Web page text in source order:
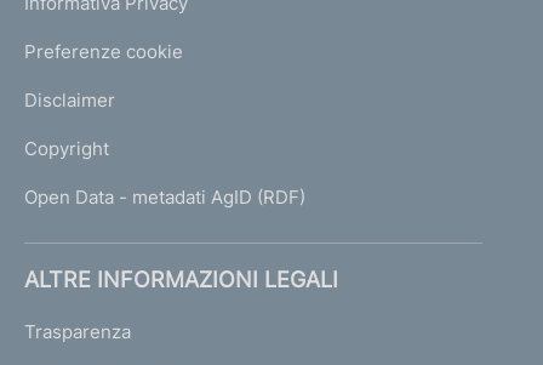
Preferenze cookie
Disclaimer
Copyright
Open Data - metadati AgID (RDF)
ALTRE INFORMAZIONI LEGALI
Trasparenza